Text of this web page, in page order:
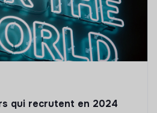
qui recrutent en 2024